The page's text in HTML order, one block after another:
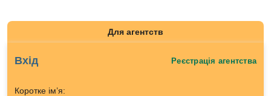
Для агентств
Вхід Реєстрація агентства
Коротке ім’я: